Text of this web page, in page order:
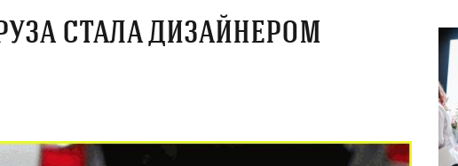
стала дизайнером